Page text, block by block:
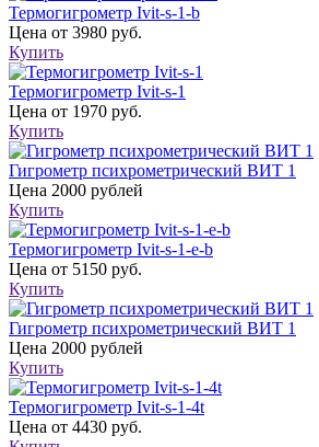
Термогигрометр Ivit-s-1-b
Цена от 3980 руб.
Купить
Термогигрометр Ivit-s-1
Цена от 1970 руб.
Купить
Гигрометр психрометрический ВИТ 1
Цена 2000 рублей
Купить
Термогигрометр Ivit-s-1-e-b
Цена от 5150 руб.
Купить
Гигрометр психрометрический ВИТ 1
Цена 2000 рублей
Купить
Термогигрометр Ivit-s-1-4t
Цена от 4430 руб.